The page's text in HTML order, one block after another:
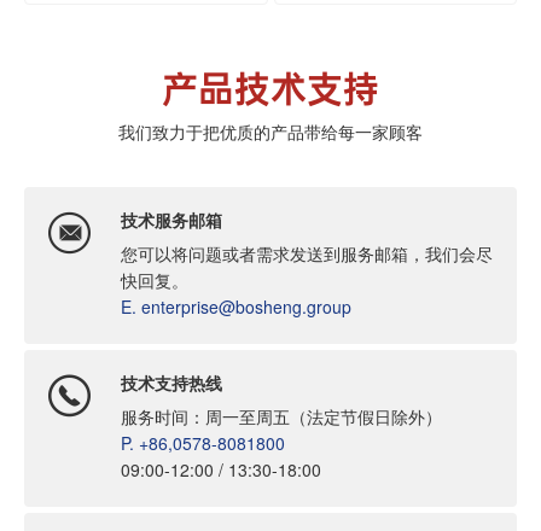
产品技术支持
我们致力于把优质的产品带给每一家顾客

技术服务邮箱
您可以将问题或者需求发送到服务邮箱，我们会尽
快回复。
E. enterprise@bosheng.group

技术支持热线
服务时间：周一至周五（法定节假日除外）
P. +86,0578-8081800
09:00-12:00 / 13:30-18:00